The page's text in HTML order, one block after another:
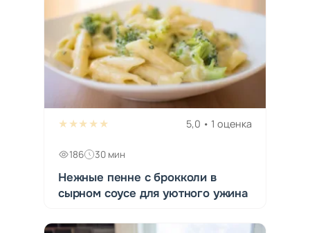
★★★★★ 5,0 • 1 оценка
186 30 мин
Нежные пенне с брокколи в
сырном соусе для уютного ужина